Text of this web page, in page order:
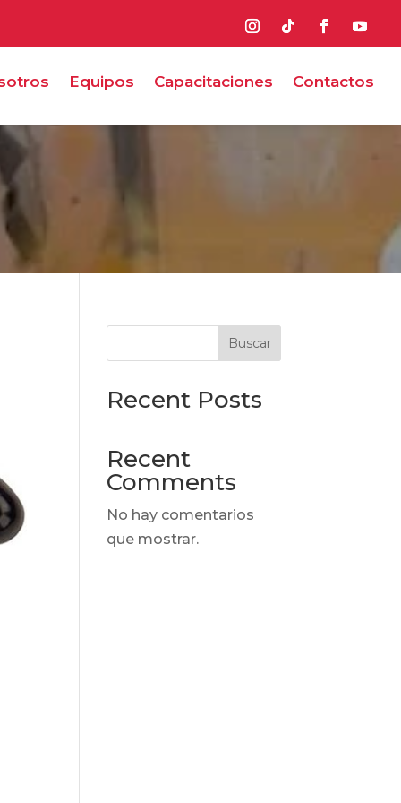
Equipos Capacitaciones Contactos
Buscar
Recent Posts
Recent
Comments
No hay comentarios
que mostrar.